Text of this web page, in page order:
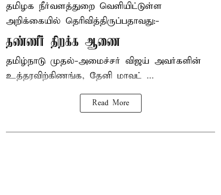
தமிழக நீர்வளத்துறை வெளியிட்டுள்ள
அறிக்கையில் தெரிவித்திருப்பதாவது:-
தண்ணீர் திறக்க ஆணை
தமிழ்நாடு முதல்-அமைச்சர் விஜய் அவர்களின்
உத்தரவிற்கிணங்க, தேனி மாவட் ...
Read More